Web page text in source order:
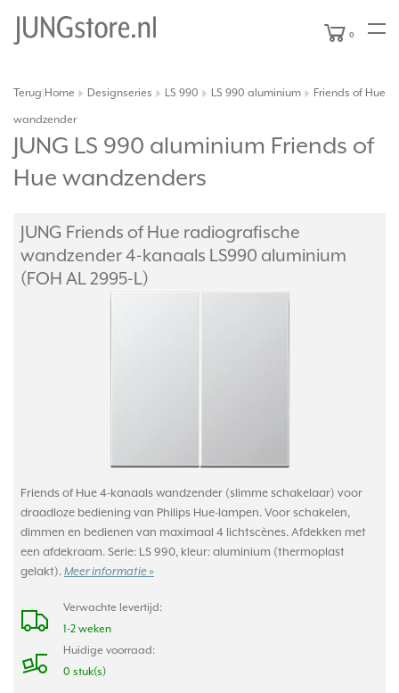
0
Terug Home Designseries LS 990 LS 990 aluminium Friends of Hue
wandzender
JUNG LS 990 aluminium Friends of
Hue wandzenders
JUNG Friends of Hue radiografische
wandzender 4-kanaals LS990 aluminium
(FOH AL 2995-L)
Friends of Hue 4-kanaals wandzender (slimme schakelaar) voor
draadloze bediening van Philips Hue-lampen. Voor schakelen,
dimmen en bedienen van maximaal 4 lichtscènes. Afdekken met
een afdekraam. Serie: LS 990, kleur: aluminium (thermoplast
gelakt). Meer informatie »
Verwachte levertijd:
1-2 weken
Huidige voorraad:
0 stuk(s)